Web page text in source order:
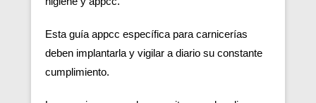
Esta guía appcc específica para carnicerías
deben implantarla y vigilar a diario su constante
cumplimiento.